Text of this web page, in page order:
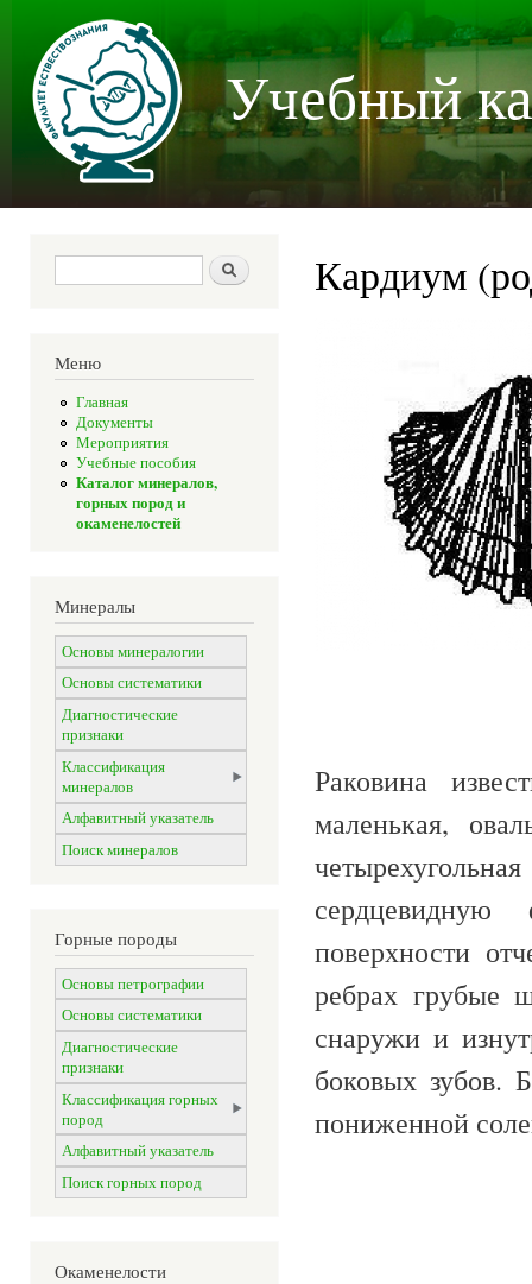
Учебный
Форма поиска Поиск
Меню
Главная
Документы
Мероприятия
Учебные пособия
Каталог минералов,
горных пород и
окаменелостей
Минералы
Основы минералогии
Основы систематики
Диагностические
признаки
Классификация
минералов
Алфавитный указатель
Поиск минералов
Горные породы
Основы петрографии
Основы систематики
Диагностические
признаки
Классификация горных
пород
Алфавитный указатель
Поиск горных пород
Окаменелости
Кардиум
Раковина
маленькая,
поверхности
ребрах грубые
снаружи и
боковых зубов.
пониженной